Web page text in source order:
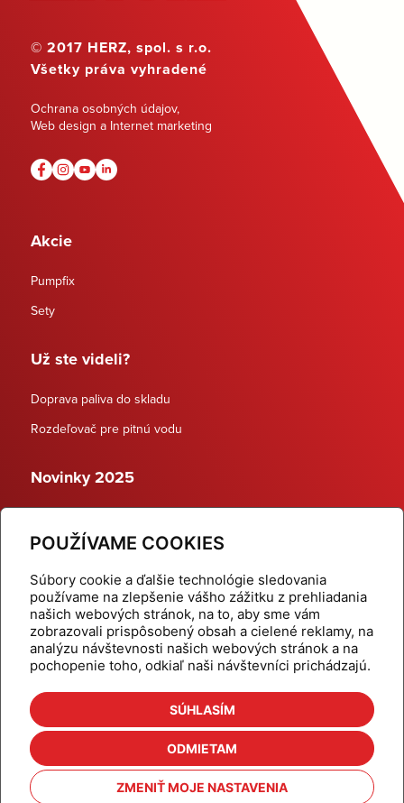
POUŽÍVAME COOKIES
Súbory cookie a ďalšie technológie sledovania
používame na zlepšenie vášho zážitku z prehliadania
našich webových stránok, na to, aby sme vám
zobrazovali prispôsobený obsah a cielené reklamy, na
analýzu návštevnosti našich webových stránok a na
pochopenie toho, odkiaľ naši návštevníci prichádzajú.
SÚHLASÍM
ODMIETAM
ZMENIŤ MOJE NASTAVENIA
© 2017 HERZ, spol. s r.o.
Všetky práva vyhradené
Ochrana osobných údajov,
Web design a Internet marketing
Akcie
Pumpfix
Sety
Už ste videli?
Doprava paliva do skladu
Rozdeľovač pre pitnú vodu
Novinky 2025
Dynamické termostatické ventily
Domov
Produkty
Aktuality
Odber šikovné tipy
Kalkulačky
Cenníky
Na stiahnutie
Referencie
Kontakt